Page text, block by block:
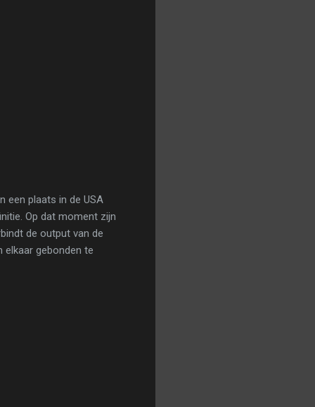
een plaats in de USA
Op dat moment zijn
de output van de
elkaar gebonden te